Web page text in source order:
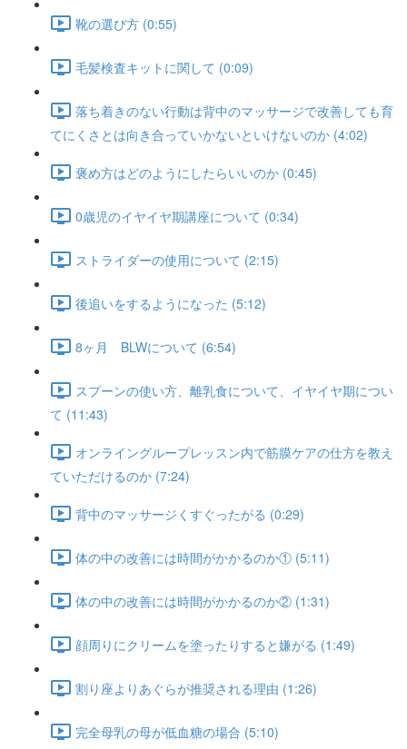
靴の選び方 (0:55)
毛髪検査キットに関して (0:09)
落ち着きのない行動は背中のマッサージで改善しても育
てにくさとは向き合っていかないといけないのか (4:02)
褒め方はどのようにしたらいいのか (0:45)
0歳児のイヤイヤ期講座について (0:34)
ストライダーの使用について (2:15)
後追いをするようになった (5:12)
8ヶ月 BLWについて (6:54)
スプーンの使い方、離乳食について、イヤイヤ期につい
て (11:43)
オンライングループレッスン内で筋膜ケアの仕方を教え
ていただけるのか (7:24)
背中のマッサージくすぐったがる (0:29)
体の中の改善には時間がかかるのか① (5:11)
体の中の改善には時間がかかるのか② (1:31)
顔周りにクリームを塗ったりすると嫌がる (1:49)
割り座よりあぐらが推奨される理由 (1:26)
完全母乳の母が低血糖の場合 (5:10)